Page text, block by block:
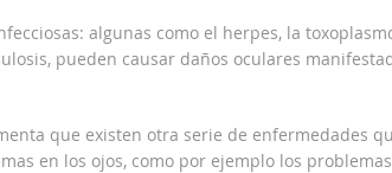
algunas como el herpes, la
pueden causar daños oculares
que existen otra serie de enfermedades
en los ojos, como por ejemplo los